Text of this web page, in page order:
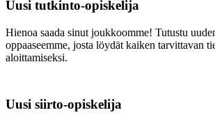
Uusi tutkinto-opiskelija
Hienoa saada sinut joukkoomme! Tutustu
oppaaseemme, josta löydät kaiken tarvittavan
aloittamiseksi.
Uusi siirto-opiskelija